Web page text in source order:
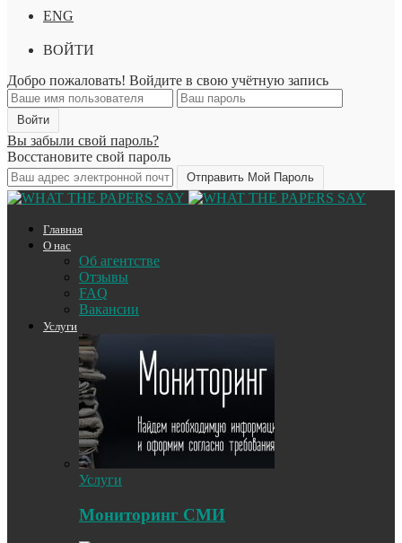
ENG
ВОЙТИ
Добро пожаловать! Войдите в свою учётную запись
Вы забыли свой пароль?
Восстановите свой пароль
Главная
О нас
Об агентстве
Отзывы
FAQ
Вакансии
Услуги
Услуги
Мониторинг СМИ